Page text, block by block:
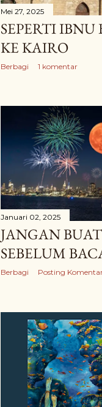
Mei 27, 2025
SEPERTI
KE KAIRO
Berbagi 1 komentar
Januari 02, 2025
JANGAN
SEBELUM
Berbagi Posting